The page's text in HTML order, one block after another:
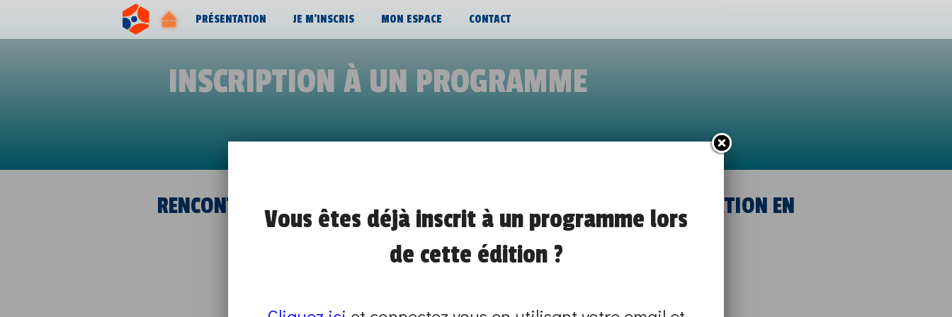
PRÉSENTATION JE M’INSCRIS MON ESPACE CONTACT
INSCRIPTION À UN PROGRAMME
RENCONTRE CLARA ARISTIDOU, ANIMATRICE CONCEPTRICE FORMATION EN
ALTERNANCE CHEZ COFIDIS GROUP
Vendredi 4 avril de 10h00 à 12h00
Vous êtes déjà inscrit à un programme lors
de cette édition ?